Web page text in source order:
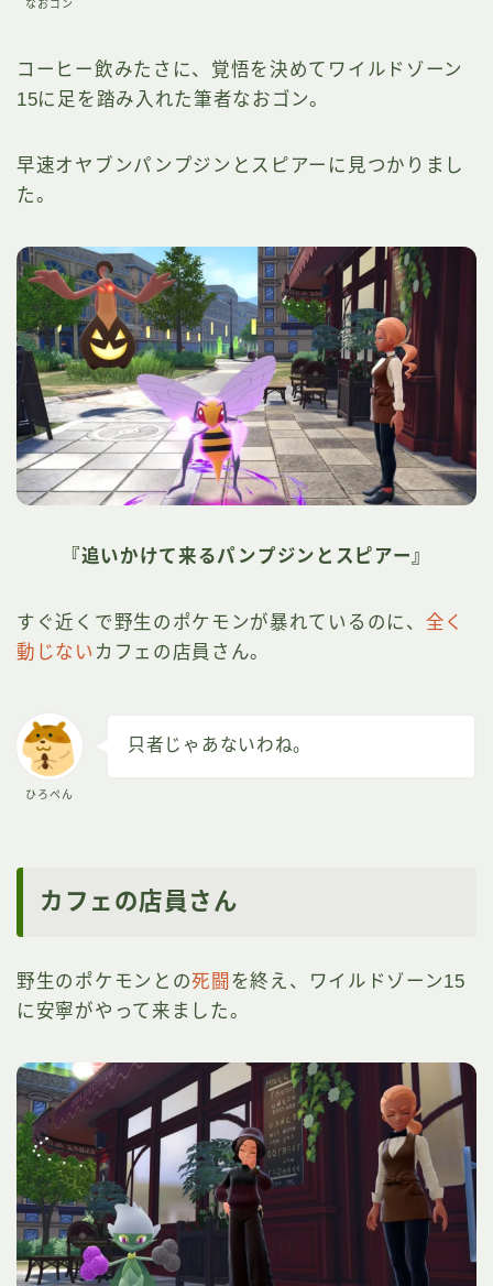
なおゴン
コーヒー飲みたさに、覚悟を決めてワイルドゾーン
15に足を踏み入れた筆者なおゴン。
早速オヤブンパンプジンとスピアーに見つかりまし
た。
『追いかけて来るパンプジンとスピアー』
すぐ近くで野生のポケモンが暴れているのに、 全く
動じない カフェの店員さん。
ひろぺん
只者じゃあないわね。
カフェの店員さん
野生のポケモンとの死闘 を終え、ワイルドゾーン15
に安寧がやって来ました。